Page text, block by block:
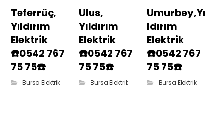
Teferrüç,
Yıldırım
Elektrik
☎️0542 767
75 75☎️
Bursa Elektrik
Ulus,
Yıldırım
Elektrik
☎️0542 767
75 75☎️
Bursa Elektrik
Umurbey,Yı
ldırım
Elektrik
☎️0542 767
75 75☎️
Bursa Elektrik